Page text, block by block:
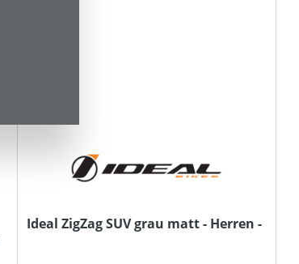
Ideal ZigZag SUV grau matt - Herren -